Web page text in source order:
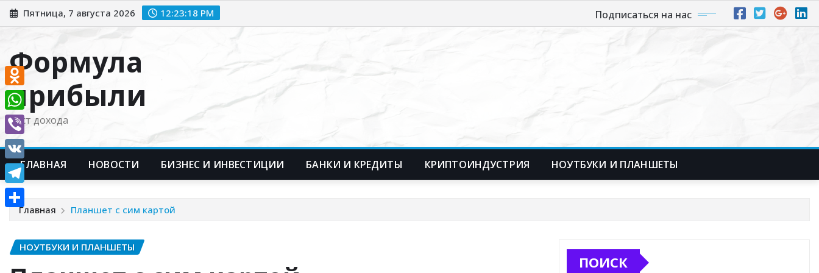
Перейти
к
Пятница, 7 августа 2026 12:23:19 PM Подписаться на нас
Формула
прибыли
Рост дохода
ГЛАВНАЯ НОВОСТИ БИЗНЕС И ИНВЕСТИЦИИ БАНКИ И КРЕДИТЫ КРИПТОИНДУСТРИЯ НОУТБУКИ И ПЛАНШЕТЫ
Главная Планшет с сим картой
НОУТБУКИ И ПЛАНШЕТЫ
ПОИСК
Odnoklassniki
WhatsApp
Viber
VK
Telegram
Отправить